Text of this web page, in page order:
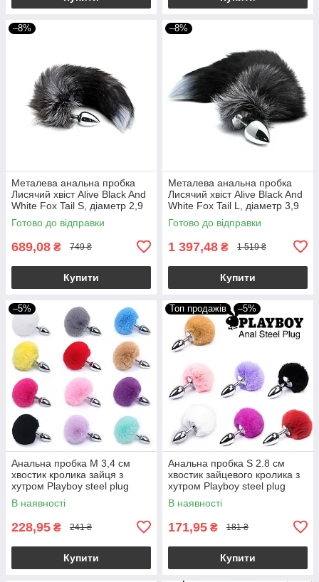
–8%
Металева анальна пробка
Лисячий хвіст Alive Black And
White Fox Tail S, діаметр 2,9
см
Готово до відправки
689,08 ₴ 749 ₴
Купити
–8%
Металева анальна пробка
Лисячий хвіст Alive Black And
White Fox Tail L, діаметр 3,9
см
Готово до відправки
1 397,48 ₴ 1 519 ₴
Купити
–5%
Анальна пробка М 3,4 см
хвостик кролика зайця з
хутром Playboy steel plug
сталева
В наявності
228,95 ₴ 241 ₴
Купити
Топ продажів –5%
Анальна пробка S 2.8 см
хвостик зайцевого кролика з
хутром Playboy steel plug
сталева
В наявності
171,95 ₴ 181 ₴
Купити